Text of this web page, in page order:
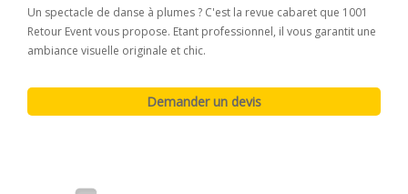
Un spectacle de danse à plumes ? C'est la revue cabaret que 1001
Retour Event vous propose. Etant professionnel, il vous garantit une
ambiance visuelle originale et chic.